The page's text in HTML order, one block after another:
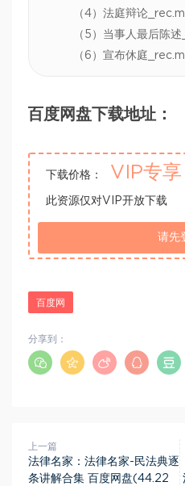
（4）法庭辩论
（5）当事人最后陈
（6）宣布休庭
百度网盘下载地址：
下载价格： VIP专享
此资源仅对VIP开放下载
请先
百度网
分享到：
上一篇
法律名家：法律名家-民法典逐
条讲解合集 百度网盘(44.22